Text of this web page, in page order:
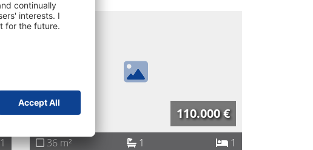
1
110.000 €
36 m² 1
1